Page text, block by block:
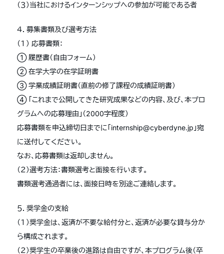
（３）当社におけるインターンシップへの参加が可能である者
４．募集書類及び選考方法
（１） 応募書類：
① 履歴書（自由フォーム）
② 在学大学の在学証明書
③ 学業成績証明書（直前の修了課程の成績証明書）
④ 「これまで公開してきた研究成果などの内容、及び、本プロ
グラムへの応募理由」（2000字程度）
応募書類を申込締切日までに「internship@cyberdyne.jp」宛
に送付してください。
なお、応募書類は返却しません。
（２）選考方法：書類選考と面接を行います。
書類選考通過者には、面接日時を別途ご連絡します。
５．奨学金の支給
（１）奨学金は、返済が不要な給付分と、返済が必要な貸与分か
ら構成されます。
（２）奨学生の卒業後の進路は自由ですが、本プログラム後（卒